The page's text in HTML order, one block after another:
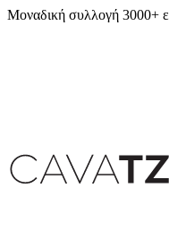
Μοναδική συλλογή 3000+